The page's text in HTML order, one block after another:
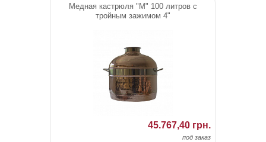
Медная кастрюля "М" 100 литров с
тройным зажимом 4"
45.767,40 грн.
под заказ